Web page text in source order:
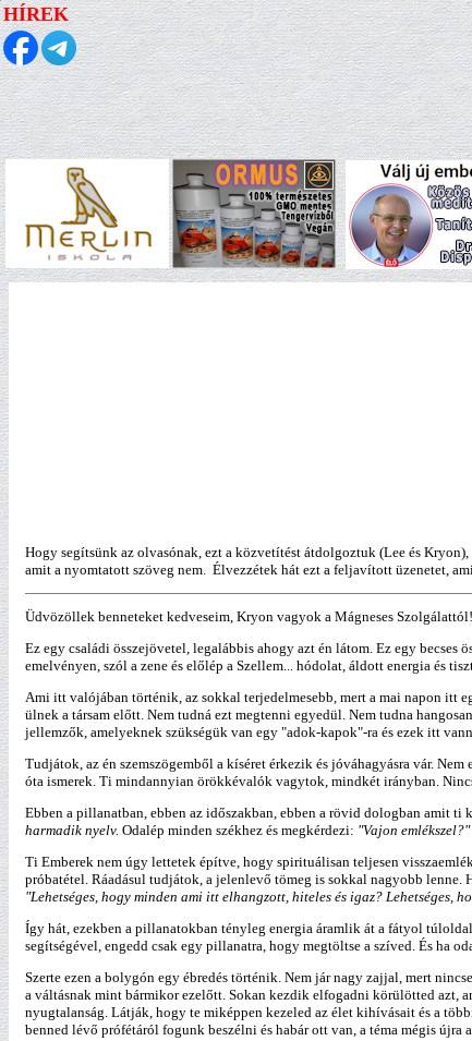
HÍREK
Hogy segítsünk az olvasónak, ezt a közvetítést átdolgoztuk (Lee és
amit a nyomtatott szöveg nem. Élvezzétek hát ezt a feljavított üzenetet,
Üdvözöllek benneteket kedveseim, Kryon vagyok a Mágneses Szolgálattól!
Ez egy családi összejövetel, legalábbis ahogy azt én látom. Ez egy
emelvényen, szól a zene és előlép a Szellem... hódolat, áldott energia és
Ami itt valójában történik, az sokkal terjedelmesebb, mert a mai napon itt
ülnek a társam előtt. Nem tudná ezt megtenni egyedül. Nem tudna
jellemzők, amelyeknek szükségük van egy "adok-kapok"-ra és ezek itt
Tudjátok, az én szemszögemből a kíséret érkezik és jóváhagyásra vár.
óta ismerek. Ti mindannyian örökkévalók vagytok, mindkét irányban.
Ebben a pillanatban, ebben az időszakban, ebben a rövid dologban amit
harmadik nyelv. Odalép minden székhez és megkérdezi: "Vajon emlékszel?"
Ti Emberek nem úgy lettetek építve, hogy spirituálisan teljesen
próbatétel. Ráadásul tudjátok, a jelenlevő tömeg is sokkal nagyobb lenne.
"Lehetséges, hogy minden ami itt elhangzott, hiteles és igaz? Lehetséges,
Így hát, ezekben a pillanatokban tényleg energia áramlik át a fátyol
segítségével, engedd csak egy pillanatra, hogy megtöltse a szíved. És ha
Szerte ezen a bolygón egy ébredés történik. Nem jár nagy zajjal, mert
a váltásnak mint bármikor ezelőtt. Sokan kezdik elfogadni körülötted azt,
nyugtalanság. Látják, hogy te miképpen kezeled az élet kihívásait és a
benned lévő prófétáról fogunk beszélni és habár ott van, a téma mégis újra